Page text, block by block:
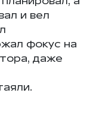
и вел
фокус на
даже